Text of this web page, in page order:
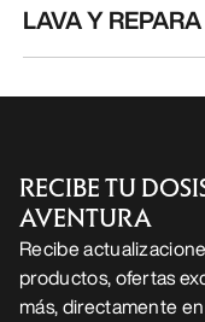
LAVA Y REPARA
RECIBE TU
AVENTURA
Recibe
productos, ofertas
más, directamente